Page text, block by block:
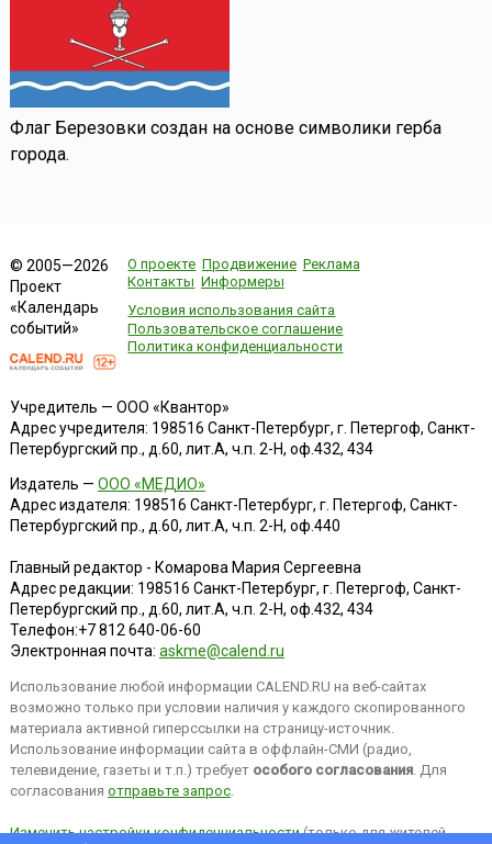
Флаг Березовки создан на основе символики герба
города.
© 2005—2026
Проект
«Календарь
событий»
О проекте Продвижение Реклама
Контакты Информеры
Условия использования сайта
Пользовательское соглашение
Политика конфиденциальности
Учредитель — ООО «Квантор»
Адрес учредителя: 198516 Санкт-Петербург, г. Петергоф, Санкт-
Петербургский пр., д.60, лит.А, ч.п. 2-Н, оф.432, 434
Издатель — ООО «МЕДИО»
Адрес издателя: 198516 Санкт-Петербург, г. Петергоф, Санкт-
Петербургский пр., д.60, лит.А, ч.п. 2-Н, оф.440
Главный редактор - Комарова Мария Сергеевна
Адрес редакции: 198516 Санкт-Петербург, г. Петергоф, Санкт-
Петербургский пр., д.60, лит.А, ч.п. 2-Н, оф.432, 434
Телефон:+7 812 640-06-60
Электронная почта: askme@calend.ru
Использование любой информации CALEND.RU на веб-сайтах
возможно только при условии наличия у каждого скопированного
материала активной гиперссылки на страницу-источник.
Использование информации сайта в оффлайн-СМИ (радио,
телевидение, газеты и т.п.) требует особого согласования. Для
согласования отправьте запрос.
Изменить настройки конфиденциальности(только для жителей